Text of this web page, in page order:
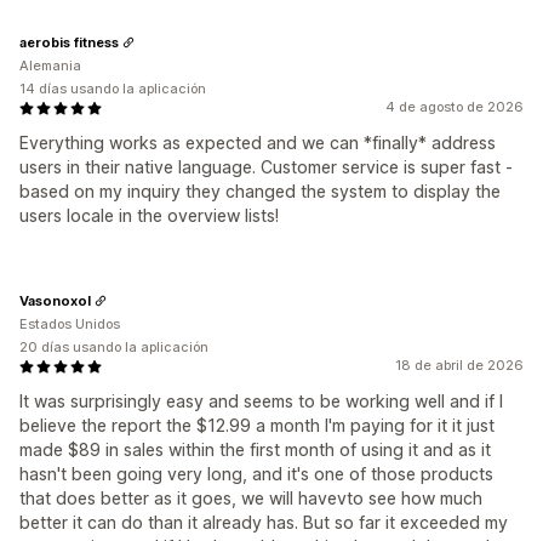
4 de agosto de 2026
Everything works as expected and we can *finally* address
users in their native language. Customer service is super fast -
based on my inquiry they changed the system to display the
users locale in the overview lists!
aerobis fitness
Alemania
14 días usando la aplicación
18 de abril de 2026
It was surprisingly easy and seems to be working well and if I
believe the report the $12.99 a month I'm paying for it it just
made $89 in sales within the first month of using it and as it
hasn't been going very long, and it's one of those products
that does better as it goes, we will havevto see how much
better it can do than it already has. But so far it exceeded my
Vasonoxol
Estados Unidos
20 días usando la aplicación